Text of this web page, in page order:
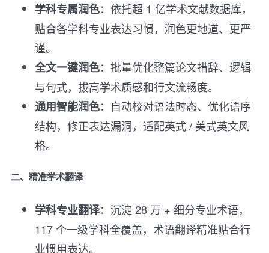
学科专属润色：依托超 1 亿学术文献数据库，
贴合各学科专业表达习惯，润色更地道、更严
谨。
全文一键润色：批量优化整篇论文措辞、逻辑
与句式，拔高学术质感和行文流畅度。
通用智能润色：自动校对语法时态、优化语序
结构，修正表达漏洞，适配英式 / 美式英文风
格。
二、精准学术翻译
学科专业翻译：沉淀 28 万 + 细分专业术语，
117 个一级学科全覆盖，术语翻译精准贴合行
业惯用表达。